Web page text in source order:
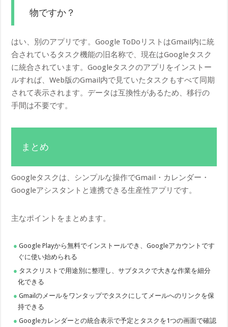
物ですか？
はい、別のアプリです。Google ToDoリストはGmail内に統
合されているタスク機能の旧名称で、現在はGoogleタスク
に統合されています。Googleタスクのアプリをインストー
ルすれば、Web版のGmail内で見ていたタスクもすべて同期
されて表示されます。データは互換性があるため、移行の
手間は不要です。
まとめ
Googleタスクは、シンプルな操作でGmail・カレンダー・
Googleアシスタントと連携できる生産性アプリです。
主なポイントをまとめます。
Google Playから無料でインストールでき、Googleアカウントです
ぐに使い始められる
タスクリストで用途別に整理し、サブタスクで大きな作業を細分
化できる
Gmailのメールをワンタップでタスクにしてメールへのリンクを保
持できる
Googleカレンダーとの統合表示で予定とタスクを1つの画面で確認